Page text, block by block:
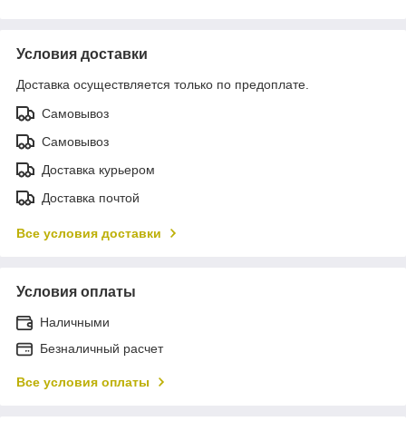
Условия доставки
Доставка осуществляется только по предоплате.
Самовывоз
Самовывоз
Доставка курьером
Доставка почтой
Все условия доставки
Условия оплаты
Наличными
Безналичный расчет
Все условия оплаты